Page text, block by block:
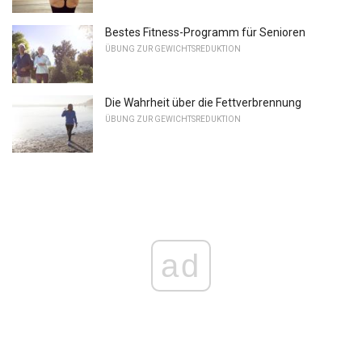
Bestes Fitness-Programm für Senioren
ÜBUNG ZUR GEWICHTSREDUKTION
Die Wahrheit über die Fettverbrennung
ÜBUNG ZUR GEWICHTSREDUKTION
ad